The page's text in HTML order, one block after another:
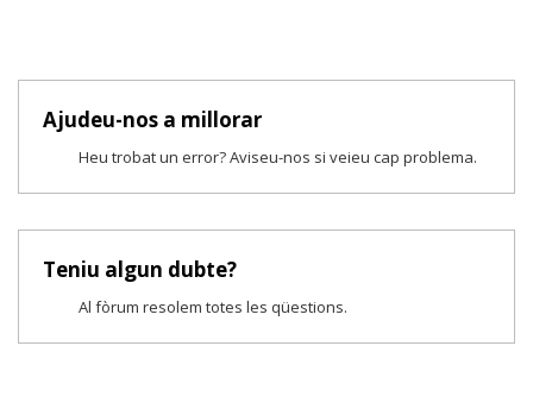
Ajudeu-nos a millorar
Heu trobat un error? Aviseu-nos si veieu cap problema.
Teniu algun dubte?
Al fòrum resolem totes les qüestions.